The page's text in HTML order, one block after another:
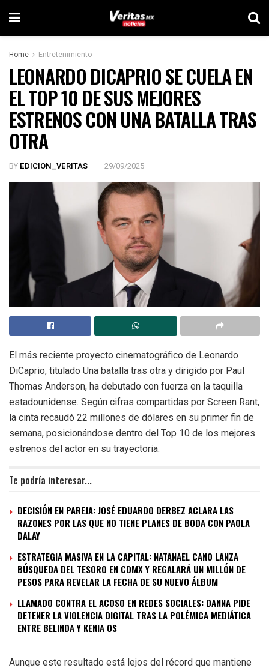
Home Entretenimiento
LEONARDO DICAPRIO SE CUELA EN
EL TOP 10 DE SUS MEJORES
ESTRENOS CON UNA BATALLA TRAS
OTRA
BY EDICION_VERITAS 29/09/2025
El más reciente proyecto cinematográfico de Leonardo
DiCaprio, titulado Una batalla tras otra y dirigido por Paul
Thomas Anderson, ha debutado con fuerza en la taquilla
estadounidense. Según cifras compartidas por Screen Rant,
la cinta recaudó 22 millones de dólares en su primer fin de
semana, posicionándose dentro del Top 10 de los mejores
estrenos del actor en su trayectoria.
Te podría interesar...
DECISIÓN EN PAREJA: JOSÉ EDUARDO DERBEZ ACLARA LAS
RAZONES POR LAS QUE NO TIENE PLANES DE BODA CON PAOLA
DALAY
ESTRATEGIA MASIVA EN LA CAPITAL: NATANAEL CANO LANZA
BÚSQUEDA DEL TESORO EN CDMX Y REGALARÁ UN MILLÓN DE
PESOS PARA REVELAR LA FECHA DE SU NUEVO ÁLBUM
LLAMADO CONTRA EL ACOSO EN REDES SOCIALES: DANNA PIDE
DETENER LA VIOLENCIA DIGITAL TRAS LA POLÉMICA MEDIÁTICA
ENTRE BELINDA Y KENIA OS
Aunque este resultado está lejos del récord que mantiene